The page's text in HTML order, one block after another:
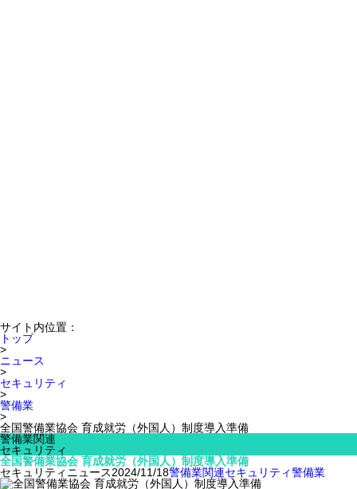
サイト内位置：
トップ
>
ニュース
>
セキュリティ
>
警備業
>
全国警備業協会 育成就労（外国人）制度導入準備
警備業関連
セキュリティ
全国警備業協会 育成就労（外国人）制度導入準備
セキュリティニュース2024/11/18警備業関連セキュリティ警備業